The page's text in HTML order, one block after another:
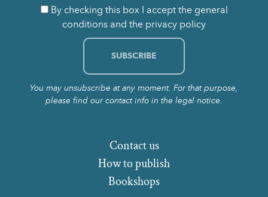
By checking this box I accept the general
conditions and the privacy policy
You may unsubscribe at any moment. For that purpose,
please find our contact info in the legal notice.
How to publish
Bookshops
Contact us